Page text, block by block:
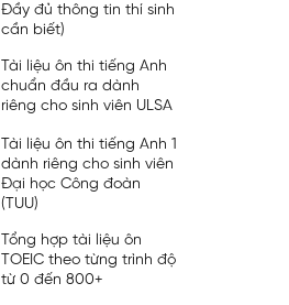
Đầy đủ thông tin thí sinh
cần biết)
Tài liệu ôn thi tiếng Anh
chuẩn đầu ra dành
riêng cho sinh viên ULSA
Tài liệu ôn thi tiếng Anh 1
dành riêng cho sinh viên
Đại học Công đoàn
(TUU)
Tổng hợp tài liệu ôn
TOEIC theo từng trình độ
từ 0 đến 800+